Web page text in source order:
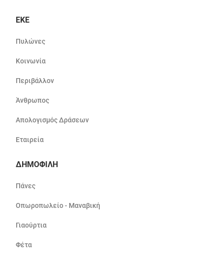
ΕΚΕ
Πυλώνες
Κοινωνία
Περιβάλλον
Άνθρωπος
Απολογισμός Δράσεων
Εταιρεία
ΔΗΜΟΦΙΛΗ
Πάνες
Οπωροπωλείο - Μαναβική
Γιαούρτια
Φέτα